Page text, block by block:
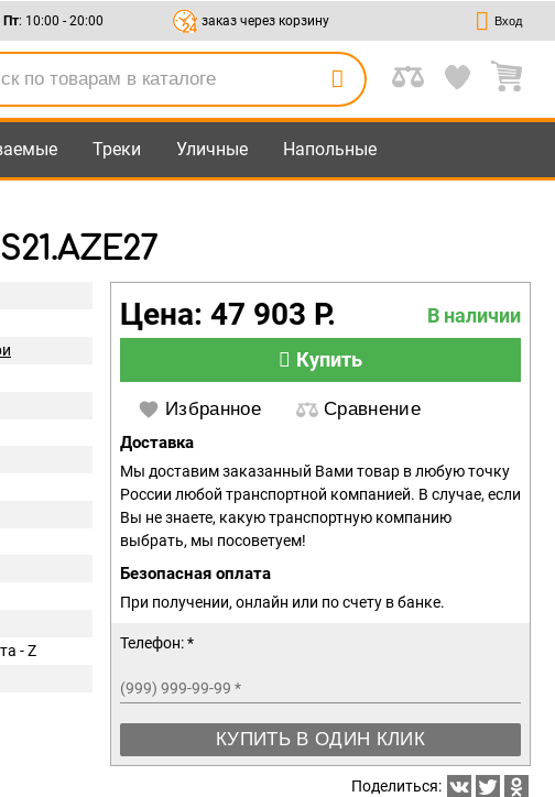
Пт: 10:00 - 20:00 заказ через корзину Вход
Треки Уличные Напольные
- Z
Цена: 47 903 Р.
В наличии
Купить
Избранное Сравнение
Доставка
Мы доставим заказанный Вами товар в любую точку
России любой транспортной компанией. В случае, если
Вы не знаете, какую транспортную компанию
выбрать, мы посоветуем!
Безопасная оплата
При получении, онлайн или по счету в банке.
Телефон: *
(999) 999-99-99 *
КУПИТЬ В ОДИН КЛИК
Поделиться: